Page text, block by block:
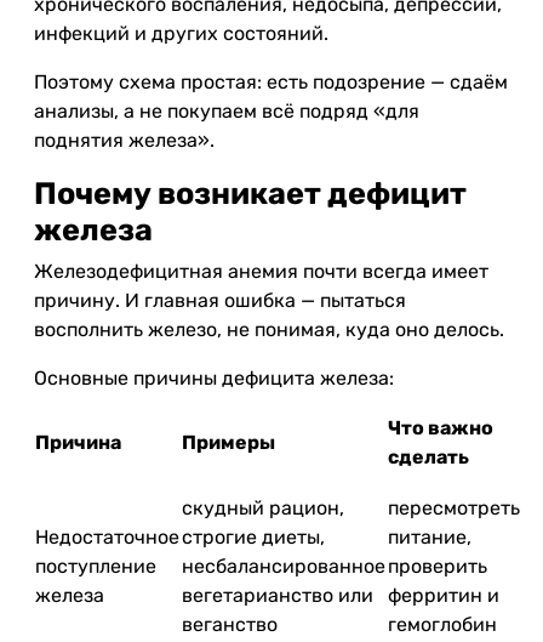
инфекций и других состояний.
Поэтому схема простая: есть подозрение — сдаём
анализы, а не покупаем всё подряд «для
поднятия железа».
Почему возникает дефицит
железа
Железодефицитная анемия почти всегда имеет
причину. И главная ошибка — пытаться
восполнить железо, не понимая, куда оно делось.
Основные причины дефицита железа:
Причина Примеры
Что важно
сделать
Недостаточное
поступление
железа
скудный рацион,
строгие диеты,
несбалансированное
вегетарианство или
веганство
пересмотреть
питание,
проверить
ферритин и
гемоглобин